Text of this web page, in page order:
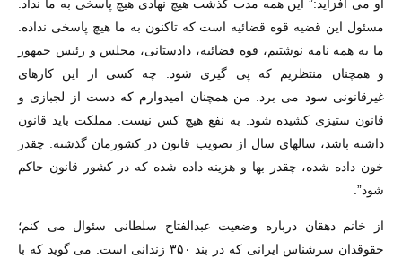
او می افزاید:” این همه مدت گذشت هیچ نهادی هیچ پاسخی به ما نداد.
مسئول این قضیه قوه قضائیه است که تاکنون به ما هیچ پاسخی نداده.
ما به همه نامه نوشتیم، قوه قضائیه، دادستانی، مجلس و رئیس جمهور
و همچنان منتظریم که پی گیری شود. چه کسی از این کارهای
غیرقانونی سود می برد. من همچنان امیدوارم که دست از لجبازی و
قانون ستیزی کشیده شود. به نفع هیچ کس نیست. مملکت باید قانون
داشته باشد، سالهای سال از تصویب قانون در کشورمان گذشته. چقدر
خون داده شده، چقدر بها و هزینه داده شده که در کشور قانون حاکم
شود”.
از خانم دهقان درباره وضعیت عبدالفتاح سلطانی سئوال می کنم؛
حقوقدان سرشناس ایرانی که در بند ۳۵۰ زندانی است. می گوید که با